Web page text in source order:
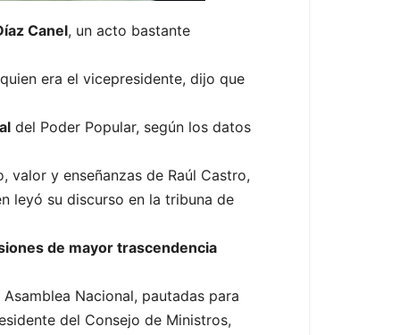
Canel, un acto bastante
era el vicepresidente, dijo que
del Poder Popular, según los datos
valor y enseñanzas de Raúl Castro,
leyó su discurso en la tribuna de
de mayor trascendencia
Nacional, pautadas para
del Consejo de Ministros,